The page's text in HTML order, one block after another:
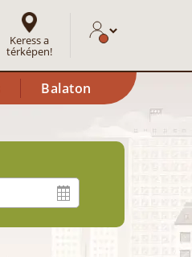
Keress a
térképen!
Balaton